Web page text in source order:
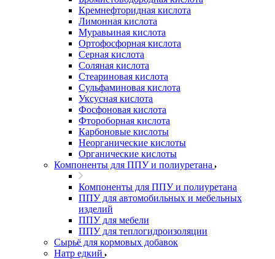
Кремнефторидная кислота
Лимонная кислота
Муравьиная кислота
Ортофосфорная кислота
Серная кислота
Соляная кислота
Стеариновая кислота
Сульфаминовая кислота
Уксусная кислота
Фосфоновая кислота
Фтороборная кислота
Карбоновые кислоты
Неорганические кислоты
Органические кислоты
Компоненты для ППУ и полиуретана
Компоненты для ППУ и полиуретана
ППУ для автомобильных и мебельных
изделий
ППУ для мебели
ППУ для теплогидроизоляции
Сырьё для кормовых добавок
Натр едкий